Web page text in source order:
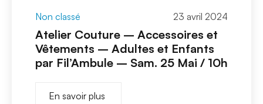
Non classé 23 avril 2024
Atelier Couture – Accessoires et
Vêtements – Adultes et Enfants
par Fil’Ambule – Sam. 25 Mai / 10h
En savoir plus